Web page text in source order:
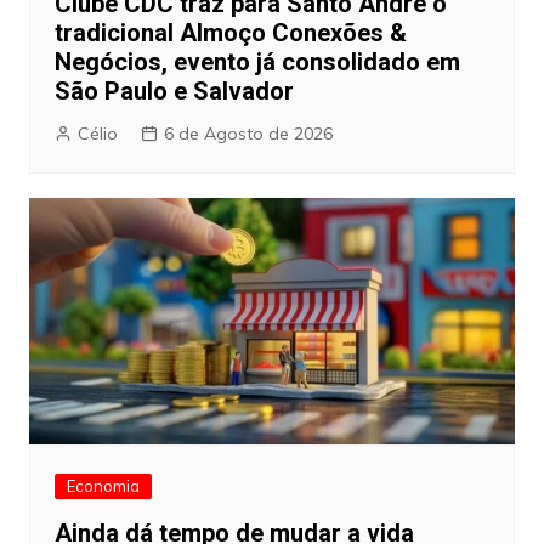
tradicional Almoço Conexões &
Negócios, evento já consolidado em
São Paulo e Salvador
Célio 6 de Agosto de 2026
Economia
Ainda dá tempo de mudar a vida